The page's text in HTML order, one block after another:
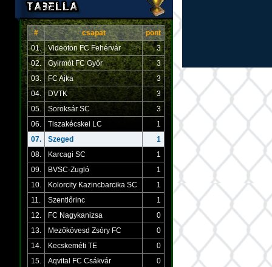
# csapat
pont
01.
Videoton FC Fehérvár
3
02.
Gyirmót FC Győr
3
03.
FC Ajka
3
04.
DVTK
3
05.
Soroksár SC
3
06.
Tiszakécskei LC
1
07.
Szeged
1
08.
Karcagi SC
1
09.
BVSC-Zugló
1
10.
Kolorcity Kazincbarcika SC
1
11.
Szentlőrinc
1
12.
FC Nagykanizsa
0
13.
Mezőkövesd Zsóry FC
0
14.
Kecskeméti TE
0
15.
Aqvital FC Csákvár
0